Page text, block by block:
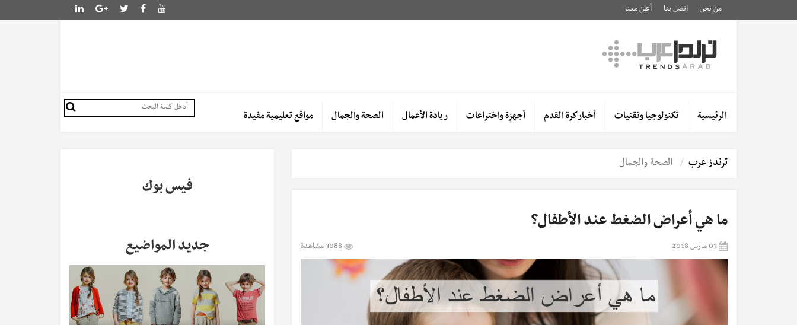
من نحن اتصل بنا أعلن معنا
الرئيسية تكنولوجيا وتقنيات أخبار كرة القدم أجهزة واختراعات ريادة الأعمال الصحة والجمال مواقع تعليمية مفيدة
ترندز عرب الصحة والجمال
ما هي أعراض الضغط عند الأطفال؟
03 مارس 2018 3088 مشاهدة
فيس بوك
جديد المواضيع